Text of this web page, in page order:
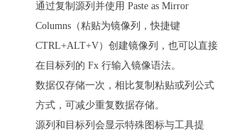
通过复制源列并使用 Paste as Mirror
Columns（粘贴为镜像列，快捷键
CTRL+ALT+V）创建镜像列，也可以直接
在目标列的 Fx 行输入镜像语法。
数据仅存储一次，相比复制粘贴或列公式
方式，可减少重复数据存储。
源列和目标列会显示特殊图标与工具提